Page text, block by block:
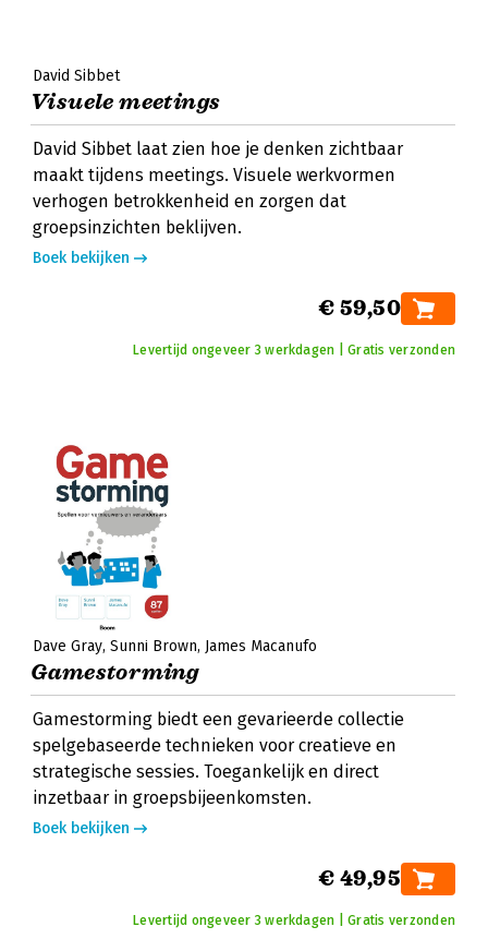
David Sibbet
Visuele meetings
David Sibbet laat zien hoe je denken zichtbaar
maakt tijdens meetings. Visuele werkvormen
verhogen betrokkenheid en zorgen dat
groepsinzichten beklijven.
Boek bekijken
€ 59,50
Levertijd ongeveer 3 werkdagen | Gratis verzonden
Dave Gray Sunni Brown James Macanufo
Gamestorming
Gamestorming biedt een gevarieerde collectie
spelgebaseerde technieken voor creatieve en
strategische sessies. Toegankelijk en direct
inzetbaar in groepsbijeenkomsten.
Boek bekijken
€ 49,95
Levertijd ongeveer 3 werkdagen | Gratis verzonden